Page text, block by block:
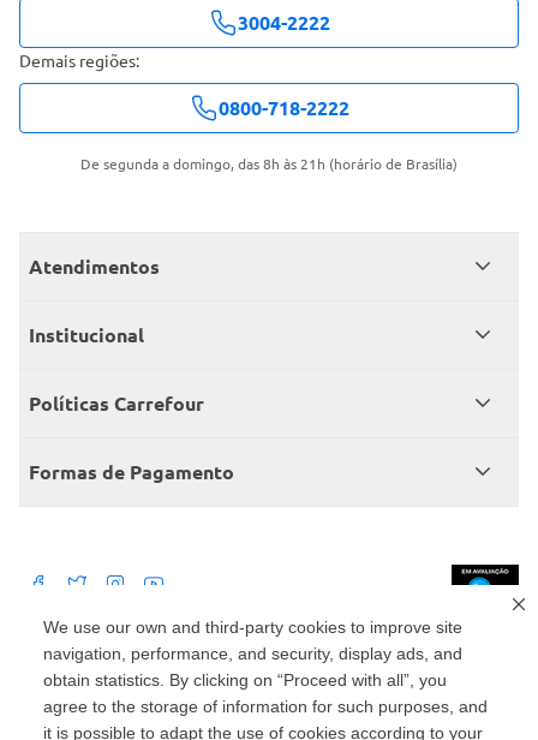
We use our own and third-party cookies to improve site
navigation, performance, and security, display ads, and
obtain statistics. By clicking on “Proceed with all”, you
agree to the storage of information for such purposes, and
it is possible to adapt the use of cookies according to your
3004-2222
Demais regiões:
0800-718-2222
De segunda a domingo, das 8h às 21h (horário de Brasília)
Atendimentos
Meus pedidos
Consumidor.gov
Institucional
Grupo Carrefour Brasil
Produtos Carrefour
Políticas Carrefour
Políticas de entregas
Políticas de trocas e devoluções
Formas de Pagamento
Mercado: Carrefour Comércio e Indústrias Ltda Via de Acesso Norte, Km 38,
nº 420, Empresarial Gato Preto, Cajamar - SP | CEP 07789-100 | CNPJ:
45.543.915/0846-95
Drogaria: Carrefour Comercio e Industria Ltda: Avenida das Nações Unidas,
15187, Loja 104/105/106 Bloco A Setor 1 - Vila Gertrudes, São Paulo, SP |
CEP 04794-000 | CNPJ: 45.543.915/0736-50